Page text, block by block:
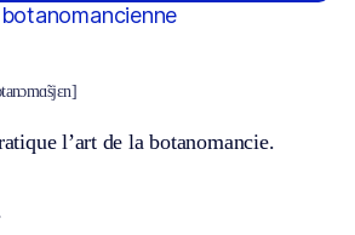
l’art de la botanomancie.